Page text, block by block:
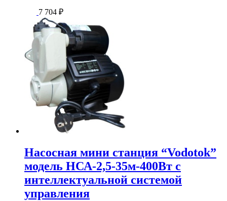
7 704 ₽
Насосная мини станция “Vodotok”
модель НСА-2,5-35м-400Вт с
интеллектуальной системой
управления